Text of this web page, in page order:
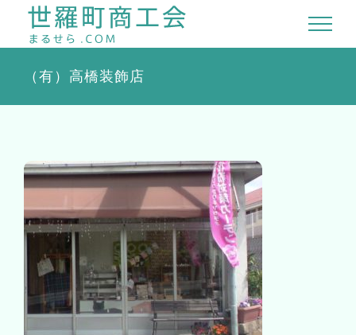
Skip
（有）高橋装飾店